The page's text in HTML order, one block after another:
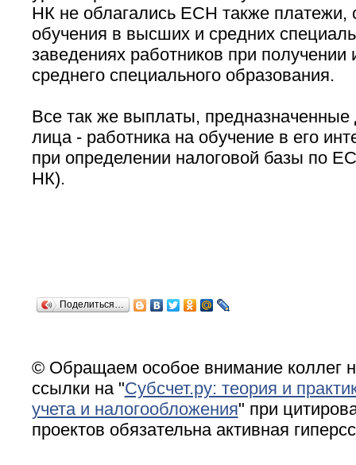
НК не облагались ЕСН также платежи,
обучения в высших и средних
заведениях работников при
среднего специального образования.
Все так же выплаты, предназначенные
лица - работника на обучение в его
при определении налоговой базы по
НК).
Поделиться…
© Обращаем особое внимание коллег
ссылки на "Субсчет.ру: теория и
учета и налогообложения" при
проектов обязательна активная